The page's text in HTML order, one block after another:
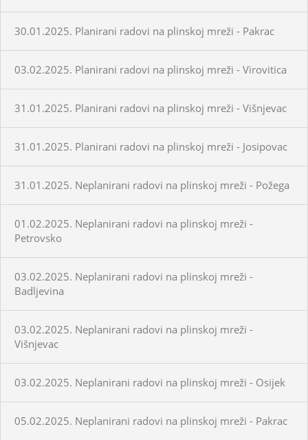
30.01.2025. Planirani radovi na plinskoj mreži - Pakrac
03.02.2025. Planirani radovi na plinskoj mreži - Virovitica
31.01.2025. Planirani radovi na plinskoj mreži - Višnjevac
31.01.2025. Planirani radovi na plinskoj mreži - Josipovac
31.01.2025. Neplanirani radovi na plinskoj mreži - Požega
01.02.2025. Neplanirani radovi na plinskoj mreži -
Petrovsko
03.02.2025. Neplanirani radovi na plinskoj mreži -
Badljevina
03.02.2025. Neplanirani radovi na plinskoj mreži -
Višnjevac
03.02.2025. Neplanirani radovi na plinskoj mreži - Osijek
05.02.2025. Neplanirani radovi na plinskoj mreži - Pakrac